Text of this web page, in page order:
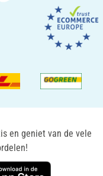
en geniet van de vele